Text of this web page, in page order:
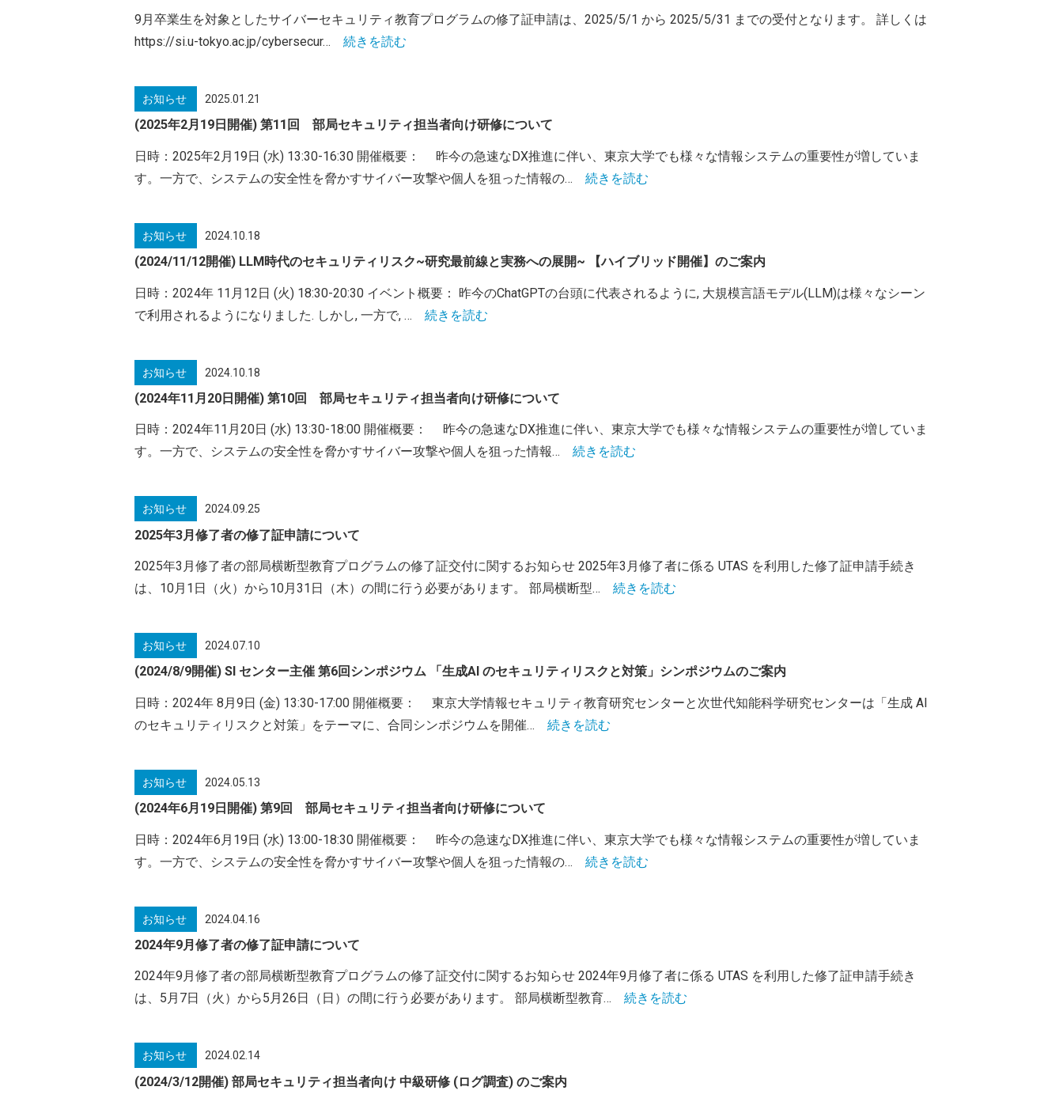
9月卒業生を対象としたサイバーセキュリティ教育プログラムの修了証申請は、2025/5/1 から 2025/5/31 までの受付となります。 詳しくは
https://si.u-tokyo.ac.jp/cybersecur… 続きを読む
お知らせ 2025.01.21
(2025年2月19日開催) 第11回 部局セキュリティ担当者向け研修について
日時：2025年2月19日 (水) 13:30-16:30 開催概要： 昨今の急速なDX推進に伴い、東京大学でも様々な情報システムの重要性が増していま
す。一方で、システムの安全性を脅かすサイバー攻撃や個人を狙った情報の… 続きを読む
お知らせ 2024.10.18
(2024/11/12開催) LLM時代のセキュリティリスク~研究最前線と実務への展開~ 【ハイブリッド開催】のご案内
日時：2024年 11月12日 (火) 18:30-20:30 イベント概要： 昨今のChatGPTの台頭に代表されるように, 大規模言語モデル(LLM)は様々なシーン
で利用されるようになりました. しかし, 一方で, … 続きを読む
お知らせ 2024.10.18
(2024年11月20日開催) 第10回 部局セキュリティ担当者向け研修について
日時：2024年11月20日 (水) 13:30-18:00 開催概要： 昨今の急速なDX推進に伴い、東京大学でも様々な情報システムの重要性が増していま
す。一方で、システムの安全性を脅かすサイバー攻撃や個人を狙った情報… 続きを読む
お知らせ 2024.09.25
2025年3月修了者の修了証申請について
2025年3月修了者の部局横断型教育プログラムの修了証交付に関するお知らせ 2025年3月修了者に係る UTAS を利用した修了証申請手続き
は、10月1日（火）から10月31日（木）の間に行う必要があります。 部局横断型… 続きを読む
お知らせ 2024.07.10
(2024/8/9開催) SI センター主催 第6回シンポジウム 「生成AI のセキュリティリスクと対策」シンポジウムのご案内
日時：2024年 8月9日 (金) 13:30-17:00 開催概要： 東京大学情報セキュリティ教育研究センターと次世代知能科学研究センターは「生成 AI
のセキュリティリスクと対策」をテーマに、合同シンポジウムを開催… 続きを読む
お知らせ 2024.05.13
(2024年6月19日開催) 第9回 部局セキュリティ担当者向け研修について
日時：2024年6月19日 (水) 13:00-18:30 開催概要： 昨今の急速なDX推進に伴い、東京大学でも様々な情報システムの重要性が増していま
す。一方で、システムの安全性を脅かすサイバー攻撃や個人を狙った情報の… 続きを読む
お知らせ 2024.04.16
2024年9月修了者の修了証申請について
2024年9月修了者の部局横断型教育プログラムの修了証交付に関するお知らせ 2024年9月修了者に係る UTAS を利用した修了証申請手続き
は、5月7日（火）から5月26日（日）の間に行う必要があります。 部局横断型教育… 続きを読む
お知らせ 2024.02.14
(2024/3/12開催) 部局セキュリティ担当者向け 中級研修 (ログ調査) のご案内